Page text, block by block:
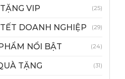
VIP (25)
DOANH NGHIỆP (29)
NỔI BẬT (24)
TẶNG (31)